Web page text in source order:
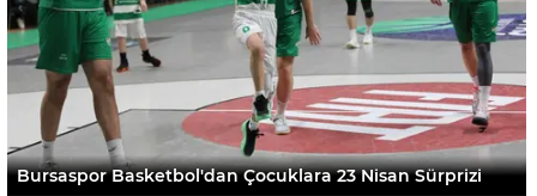
Bursaspor Basketbol'dan Çocuklara 23 Nisan Sürprizi